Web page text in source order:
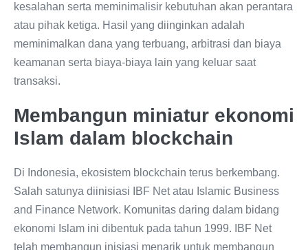
kesalahan serta meminimalisir kebutuhan akan perantara
atau pihak ketiga. Hasil yang diinginkan adalah
meminimalkan dana yang terbuang, arbitrasi dan biaya
keamanan serta biaya-biaya lain yang keluar saat
transaksi.
Membangun miniatur ekonomi
Islam dalam blockchain
Di Indonesia, ekosistem blockchain terus berkembang.
Salah satunya diinisiasi IBF Net atau Islamic Business
and Finance Network. Komunitas daring dalam bidang
ekonomi Islam ini dibentuk pada tahun 1999. IBF Net
telah membangun inisiasi menarik untuk membangun